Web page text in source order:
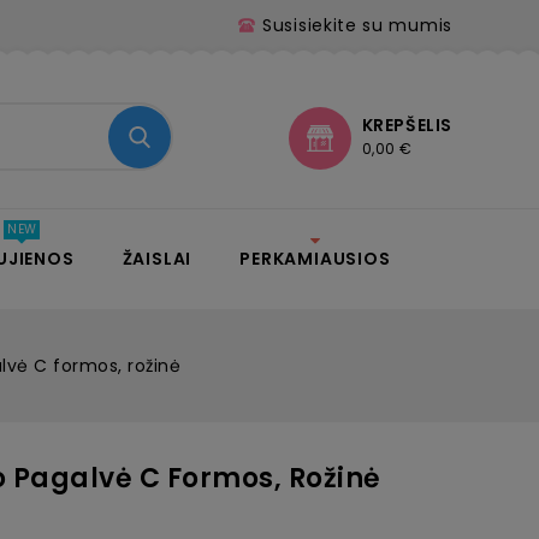
Susisiekite su mumis
KREPŠELIS
0,00 €
ŽAISLAI PERKAMIAUSIOS
C formos, rožinė
C Formos, Rožinė